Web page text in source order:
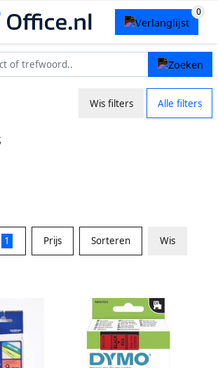
Wis filters Alle filters
1 Prijs Sorteren Wis